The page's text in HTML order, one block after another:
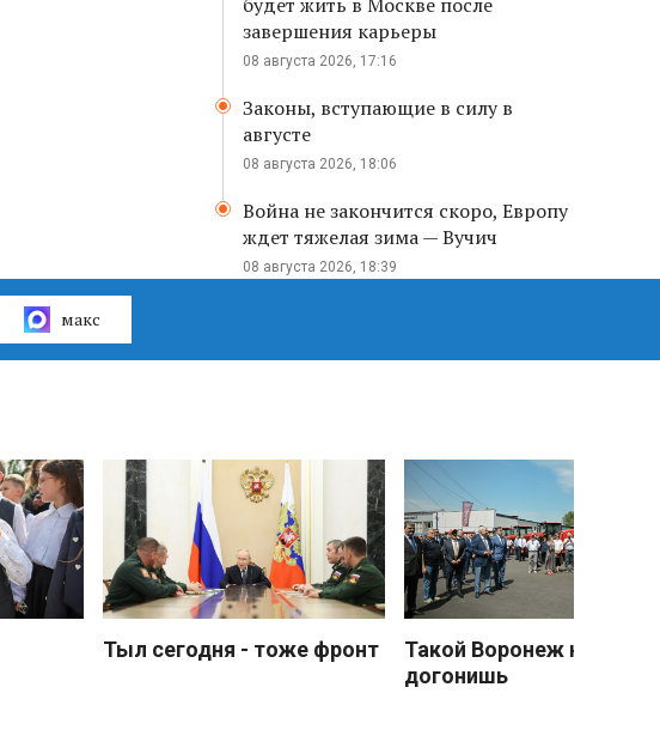
завершения карьеры
08 августа 2026, 17:16
Законы, вступающие в силу в
августе
08 августа 2026, 18:06
Война не закончится скоро, Европу
ждет тяжелая зима — Вучич
08 августа 2026, 18:39
макс
Тыл сегодня - тоже фронт
Такой Воронеж не
догонишь